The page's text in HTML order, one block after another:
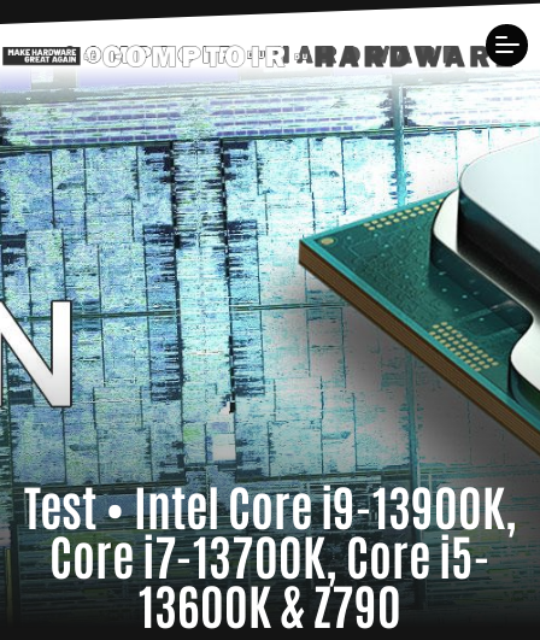
Test • Intel Core i9-13900K,
Core i7-13700K, Core i5-
13600K & Z790